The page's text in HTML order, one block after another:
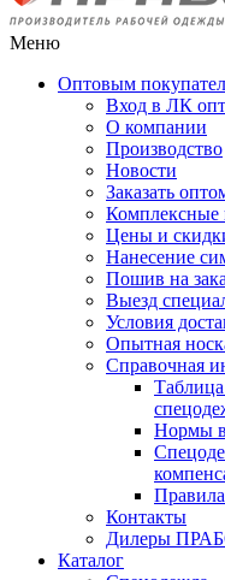
Меню
Оптовым
Вход в ЛК
О компании
Производство
Новости
Заказать
Комплексные
Цены и
Нанесение
Пошив на
Выезд
Условия
Опытная
Справочная
Таблица
Нормы
Контакты
Дилеры
Каталог